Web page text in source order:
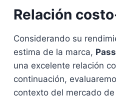
Relación
Considerando su
estima de la marca,
una excelente relación
continuación,
contexto del mercado